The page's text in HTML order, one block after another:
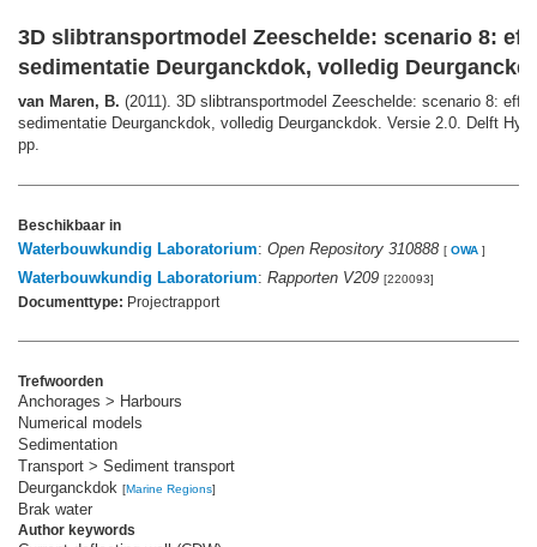
3D slibtransportmodel Zeeschelde: scenario 8:
sedimentatie Deurganckdok, volledig
van Maren, B. (2011). 3D slibtransportmodel Zeeschelde: scenario 8:
sedimentatie Deurganckdok, volledig Deurganckdok. Versie 2.0. Delft
pp.
Beschikbaar in
Waterbouwkundig Laboratorium: Open Repository 310888 [ OWA ]
Waterbouwkundig Laboratorium: Rapporten V209 [220093]
Documenttype: Projectrapport
Trefwoorden
Anchorages > Harbours
Numerical models
Sedimentation
Transport > Sediment transport
Deurganckdok [Marine Regions]
Brak water
Author keywords